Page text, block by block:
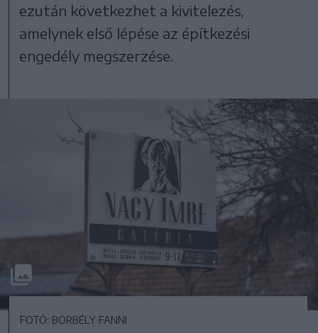
ezután következhet a kivitelezés,
amelynek első lépése az építkezési
engedély megszerzése.
FOTÓ: BORBÉLY FANNI